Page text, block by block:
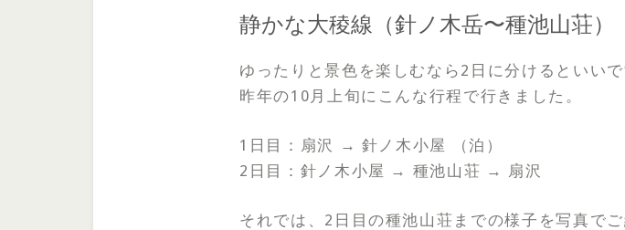
静かな大稜線（針ノ木岳〜種池山荘）
ゆったりと景色を楽しむなら2日に分けるといいで
昨年の10月上旬にこんな行程で行きました。
1日目：扇沢 → 針ノ木小屋 （泊）
2日目：針ノ木小屋 → 種池山荘 → 扇沢
それでは、2日目の種池山荘までの様子を写真でご